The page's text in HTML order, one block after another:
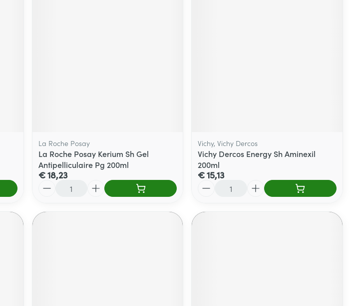
La Roche Posay
La Roche Posay Kerium Sh Gel
Antipelliculaire Pg 200ml
€ 18,23
Vichy, Vichy Dercos
Vichy Dercos Energy Sh Aminexil
200ml
€ 15,13